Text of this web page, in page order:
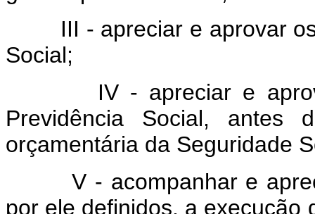
III - apreciar e aprovar os
Social;
IV - apreciar e aprovar
Previdência Social, antes
orçamentária da Seguridade
V - acompanhar e
por ele definidos, a execução